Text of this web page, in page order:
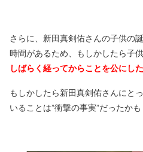
さらに、新田真剣佑さんの子供の
時間があるため、もしかしたら子
しばらく経ってからことを公にした
もしかしたら新田真剣佑さんにと
いることは”衝撃の事実”だったかも